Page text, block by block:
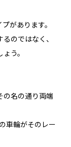
があります。
のではなく、
う。
の名の通り両端
車輪がそのレー